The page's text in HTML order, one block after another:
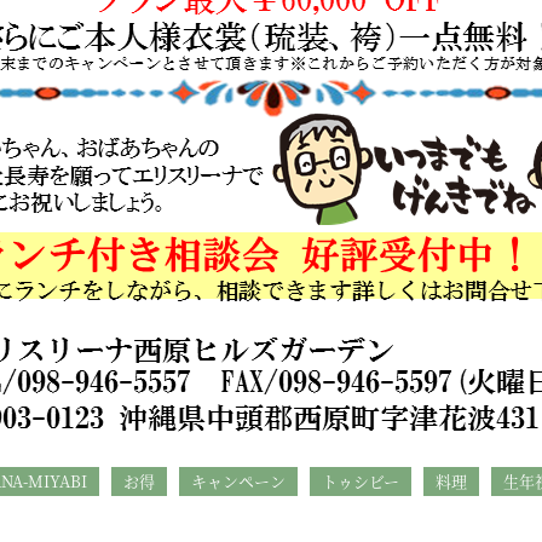
MIYABI お得 キャンペーン トゥシビー 料理 生年